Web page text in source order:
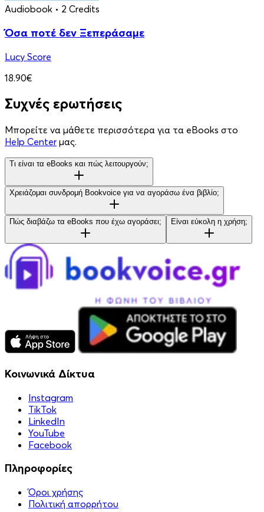
Audiobook • 2 Credits
Όσα ποτέ δεν Ξεπεράσαμε
Lucy Score
18.90€
Συχνές ερωτήσεις
Μπορείτε να μάθετε περισσότερα για τα eBooks στο
Help Center μας.
Τι είναι τα eBooks και πώς λειτουργούν;
Χρειάζομαι συνδρομή Bookvoice για να αγοράσω ένα βιβλίο;
Πώς διαβάζω τα eBooks που έχω αγοράσει; Είναι εύκολη η χρήση;
Κοινωνικά Δίκτυα
Instagram
TikTok
LinkedIn
YouTube
Facebook
Πληροφορίες
Όροι χρήσης
Πολιτική απορρήτου